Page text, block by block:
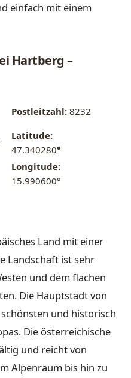
einfach mit einem
Hartberg –
Postleitzahl: 8232
Latitude:
47.340280°
Longitude:
15.990600°
Land mit einer
Landschaft ist sehr
und dem flachen
Die Hauptstadt von
und historisch
Die österreichische
und reicht von
Alpenraum bis hin zu